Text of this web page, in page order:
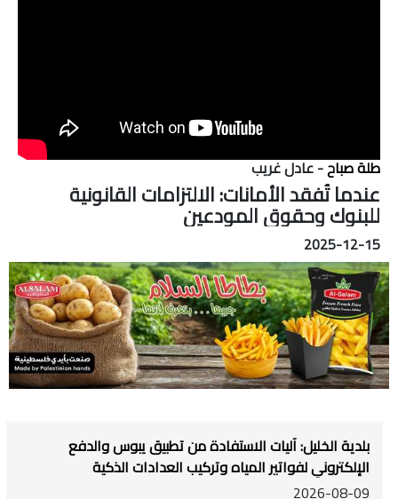
طلة صباح- عادل غريب
عندما تُفقد الأمانات: الالتزامات القانونية
للبنوك وحقوق المودعين
2025-12-15
بلدية الخليل: آليات الاستفادة من تطبيق يبوس والدفع
الإلكتروني لفواتير المياه وتركيب العدادات الذكية
2026-08-09